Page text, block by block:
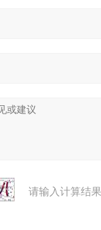
请输入计算结